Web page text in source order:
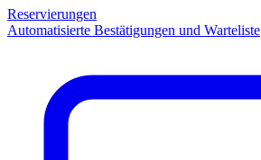
Reservierungen
Automatisierte Bestätigungen und Warteliste